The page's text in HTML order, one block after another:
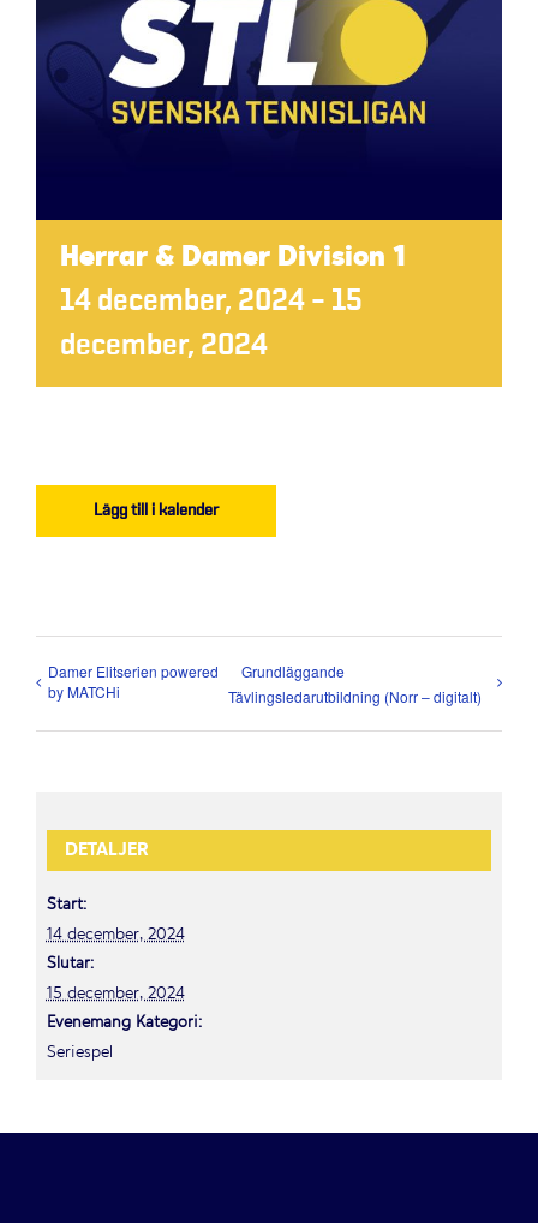
Herrar & Damer Division 1
14 december, 2024 – 15
december, 2024
Lägg till i kalender
Damer Elitserien powered
by MATCHi
Grundläggande
Tävlingsledarutbildning (Norr – digitalt)
DETALJER
Start:
14 december, 2024
Slutar:
15 december, 2024
Evenemang Kategori:
Seriespel